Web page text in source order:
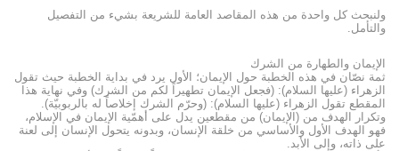
ولنبحث كل واحدة من هذه المقاصد العامة للشريعة بشيء من التفصيل
والتأمل.
الإيمان والطهارة من الشرك
ثمة نصّان في هذه الخطبة حول الإيمان؛ الأول يرد في بداية الخطبة حيث تقول
الزهراء (عليها السلام): (فجعل الإيمان تطهيراً لكم من الشرك) وفي نهاية هذا
المقطع تقول الزهراء (عليها السلام): (وحرّم الشرك إخلاصاً له بالربوبيّة).
وتكرار الهدف من (الإيمان) من مقطعين يدل على أهمّية الإيمان في الإسلام،
فهو الهدف الأول والأساسي من خلقة الإنسان، وبدونه يتحول الإنسان إلى لعنة
على ذاته، وإلى الأبد.